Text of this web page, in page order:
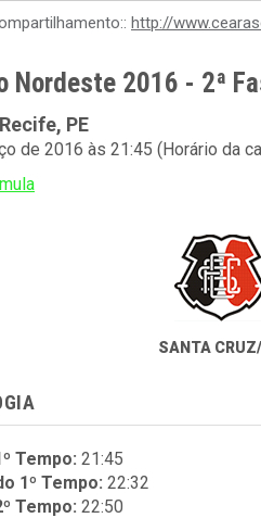
http://
Nordeste 2016 - 2ª
PE
de 2016 às 21:45 (Horário da
SANTA
Tempo: 21:45
1º Tempo: 22:32
Tempo: 22:50